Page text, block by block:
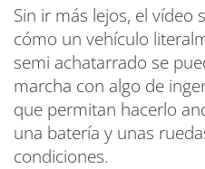
Sin ir más lejos, el vídeo
cómo un vehículo
semi achatarrado se
marcha con algo de
que permitan hacerlo
una batería y unas
condiciones.